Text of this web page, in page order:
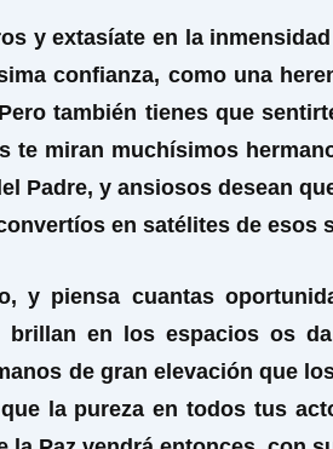
y extasíate en la
confianza, como una
también tienes que
te miran muchísimos
Padre, y ansiosos desean
en satélites de
y piensa cuantas
brillan en los espacios os
de gran elevación que
la pureza en todos tus